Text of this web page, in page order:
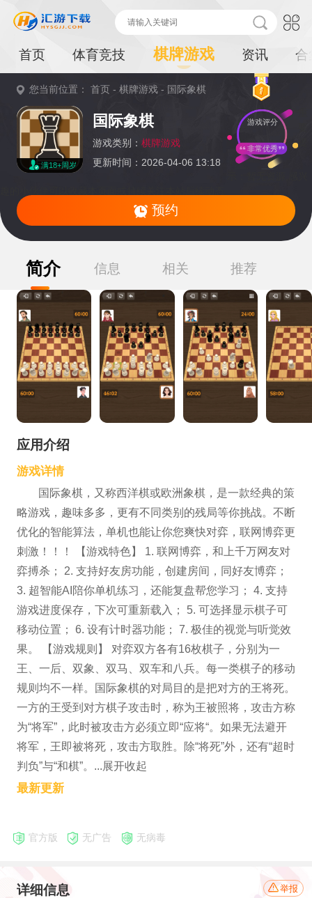
首页 体育竞技 棋牌游戏 资讯 合
您当前位置：首页 -棋牌游戏 - 国际象棋
满18+周岁
国际象棋
游戏类别： 棋牌游戏
更新时间：2026-04-06 13:18
游戏评分
非常优秀
预约
提
简介 信息 相关 推荐
应用介绍
游戏详情
国际象棋，又称西洋棋或欧洲象棋，是一款经典的策
略游戏，趣味多多，更有不同类别的残局等你挑战。不断
优化的智能算法，单机也能让你您爽快对弈，联网博弈更
刺激！！！ 【游戏特色】 1. 联网博弈，和上千万网友对
弈搏杀； 2. 支持好友房功能，创建房间，同好友博弈；
3. 超智能AI陪你单机练习，还能复盘帮您学习； 4. 支持
游戏进度保存，下次可重新载入； 5. 可选择显示棋子可
移动位置； 6. 设有计时器功能； 7. 极佳的视觉与听觉效
果。 【游戏规则】 对弈双方各有16枚棋子，分别为一
王、一后、双象、双马、双车和八兵。每一类棋子的移动
规则均不一样。国际象棋的对局目的是把对方的王将死。
一方的王受到对方棋子攻击时，称为王被照将，攻击方称
为“将军”，此时被攻击方必须立即“应将“。如果无法避开
将军，王即被将死，攻击方取胜。除“将死”外，还有“超时
判负”与“和棋”。...展开收起
最新更新
官方版 无广告 无病毒
详细信息 举报